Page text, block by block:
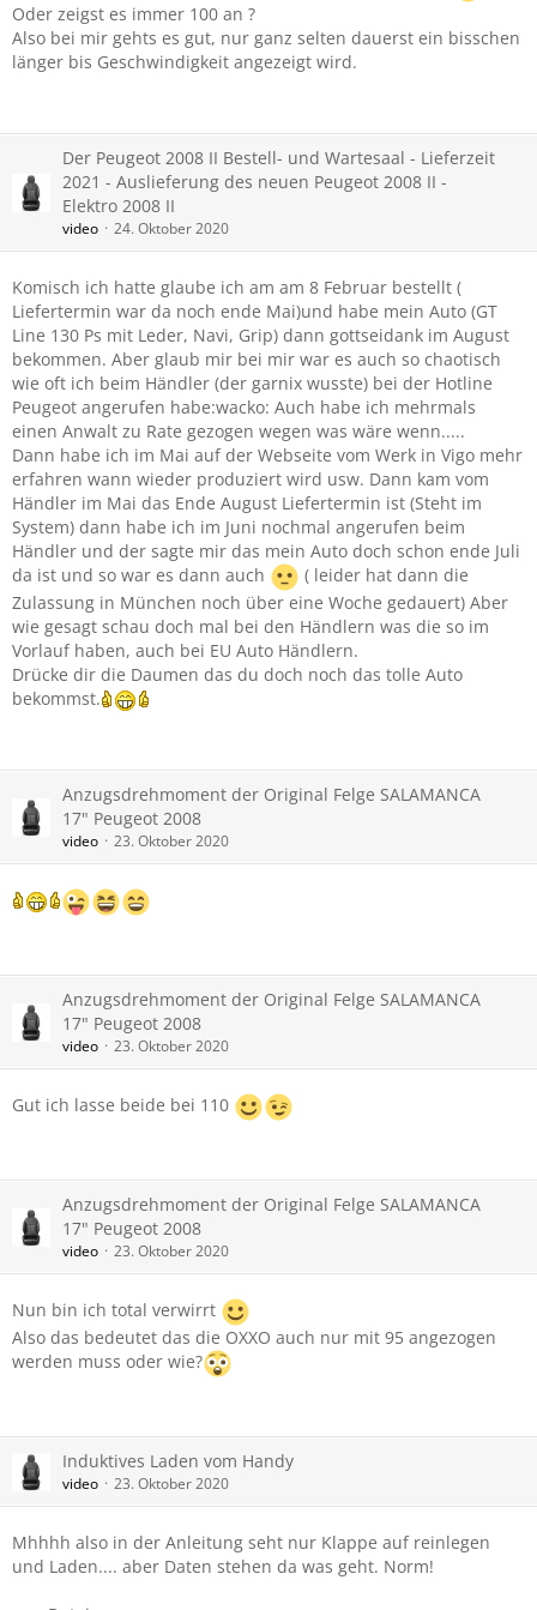
Oder zeigst es immer 100 an ?
Also bei mir gehts es gut, nur ganz selten dauerst ein bisschen
länger bis Geschwindigkeit angezeigt wird.
Der Peugeot 2008 II Bestell- und Wartesaal - Lieferzeit
2021 - Auslieferung des neuen Peugeot 2008 II -
Elektro 2008 II
video 24. Oktober 2020
Komisch ich hatte glaube ich am am 8 Februar bestellt (
Liefertermin war da noch ende Mai)und habe mein Auto (GT
Line 130 Ps mit Leder, Navi, Grip) dann gottseidank im August
bekommen. Aber glaub mir bei mir war es auch so chaotisch
wie oft ich beim Händler (der garnix wusste) bei der Hotline
Peugeot angerufen habe:wacko: Auch habe ich mehrmals
einen Anwalt zu Rate gezogen wegen was wäre wenn.....
Dann habe ich im Mai auf der Webseite vom Werk in Vigo mehr
erfahren wann wieder produziert wird usw. Dann kam vom
Händler im Mai das Ende August Liefertermin ist (Steht im
System) dann habe ich im Juni nochmal angerufen beim
Händler und der sagte mir das mein Auto doch schon ende Juli
da ist und so war es dann auch
( leider hat dann die
Zulassung in München noch über eine Woche gedauert) Aber
wie gesagt schau doch mal bei den Händlern was die so im
Vorlauf haben, auch bei EU Auto Händlern.
Drücke dir die Daumen das du doch noch das tolle Auto
bekommst.
Anzugsdrehmoment der Original Felge SALAMANCA
17" Peugeot 2008
video 23. Oktober 2020
Anzugsdrehmoment der Original Felge SALAMANCA
17" Peugeot 2008
video 23. Oktober 2020
Gut ich lasse beide bei 110
Anzugsdrehmoment der Original Felge SALAMANCA
17" Peugeot 2008
video 23. Oktober 2020
Nun bin ich total verwirrt
Also das bedeutet das die OXXO auch nur mit 95 angezogen
werden muss oder wie?
Induktives Laden vom Handy
video 23. Oktober 2020
Mhhhh also in der Anleitung seht nur Klappe auf reinlegen
und Laden.... aber Daten stehen da was geht. Norm!